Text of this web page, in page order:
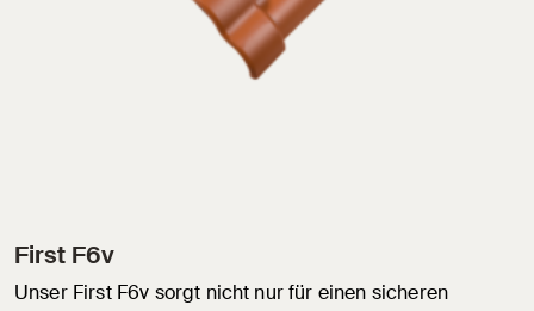
First F6v
Unser First F6v sorgt nicht nur für einen sicheren